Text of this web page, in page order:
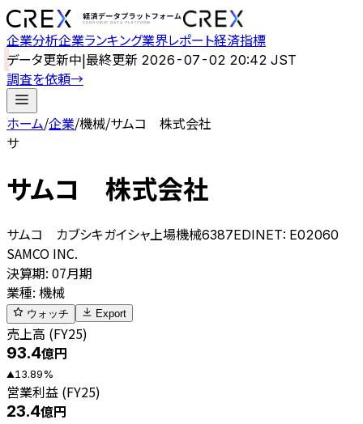
企業分析企業ランキング業界レポート経済指標
データ更新中|最終更新 2026-07-02 20:42 JST
調査を依頼→
ホーム/企業/機械/サムコ 株式会社
サ
サムコ 株式会社
サムコ カブシキガイシャ 上場機械6387EDINET: E02060
SAMCO INC.
決算期: 07月期
業種: 機械
ウォッチ Export
売上高 (FY25)
93.4億円
▲13.89%
営業利益 (FY25)
23.4億円